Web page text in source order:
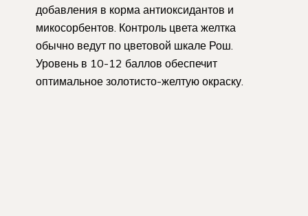
добавления в корма антиоксидантов и
микосорбентов. Контроль цвета желтка
обычно ведут по цветовой шкале Рош.
Уровень в 10-12 баллов обеспечит
оптимальное золотисто-желтую окраску.